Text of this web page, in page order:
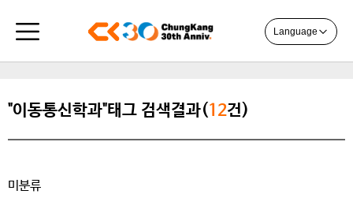
Language
"이동통신학과"태그 검색결과(12건)
미분류